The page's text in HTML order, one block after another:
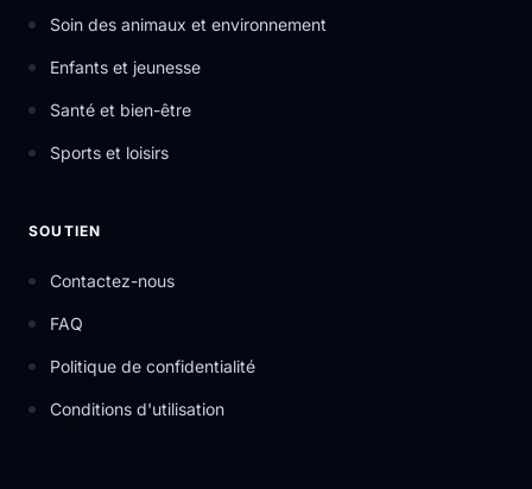
Soin des animaux et environnement
Enfants et jeunesse
Santé et bien-être
Sports et loisirs
SOUTIEN
Contactez-nous
FAQ
Politique de confidentialité
Conditions d'utilisation